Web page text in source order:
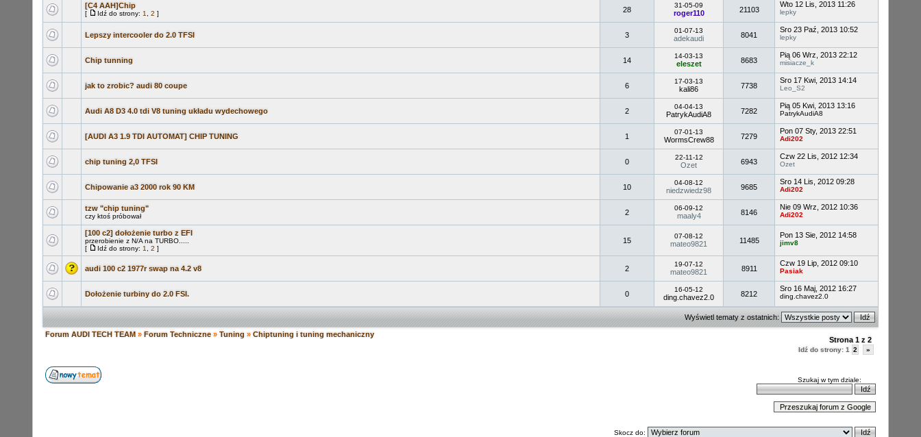
[C4 AAH]Chip
[ Idź do strony: 1 2 ] 28
31-05-09
roger110 21103
Wto 12 Lis, 2013 11:26
lepky
Lepszy intercooler do 2.0 TFSI 3
01-07-13
adekaudi 8041
Sro 23 Paź, 2013 10:52
lepky
Chip tunning 14
14-03-13
eleszet 8683
Pią 06 Wrz, 2013 22:12
misiacze_k
jak to zrobic? audi 80 coupe 6
17-03-13
kali86 7738
Sro 17 Kwi, 2013 14:14
Leo_S2
Audi A8 D3 4.0 tdi V8 tuning układu wydechowego 2
04-04-13
PatrykAudiA8 7282
Pią 05 Kwi, 2013 13:16
PatrykAudiA8
[AUDI A3 1.9 TDI AUTOMAT] CHIP TUNING 1
07-01-13
WormsCrew88 7279
Pon 07 Sty, 2013 22:51
Adi202
chip tuning 2,0 TFSI 0
22-11-12
Ozet 6943
Czw 22 Lis, 2012 12:34
Ozet
Chipowanie a3 2000 rok 90 KM 10
04-08-12
niedzwiedz98 9685
Sro 14 Lis, 2012 09:28
Adi202
tzw "chip tuning"
czy ktoś próbował 2
06-09-12
maaly4 8146
Nie 09 Wrz, 2012 10:36
Adi202
[100 c2] dołożenie turbo z EFI
przerobienie z N/A na TURBO.....
[
Idź do strony: 1 2 ]
15
07-08-12
mateo9821 11485
Pon 13 Sie, 2012 14:58
jimv8
audi 100 c2 1977r swap na 4.2 v8 2
19-07-12
mateo9821 8911
Czw 19 Lip, 2012 09:10
Pasiak
Dołożenie turbiny do 2.0 FSI. 0
16-05-12
ding.chavez2.0 8212
Sro 16 Maj, 2012 16:27
ding.chavez2.0
Wyświetl tematy z ostatnich:
Forum AUDI TECH TEAM » Forum Techniczne » Tuning » Chiptuning i tuning mechaniczny
Strona 1 z 2
Idź do strony: 1 2 »
Szukaj w tym dziale:
Skocz do: